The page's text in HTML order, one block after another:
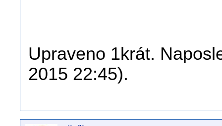
Upraveno 1krát.
2015 22:45).